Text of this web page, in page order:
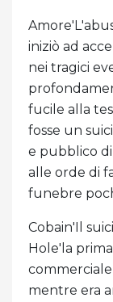
iniziò ad
nei tragici
fucile alla
fosse un
e pubblico
alle orde di
funebre
Cobain'Il
Hole'la
commerciale
mentre era